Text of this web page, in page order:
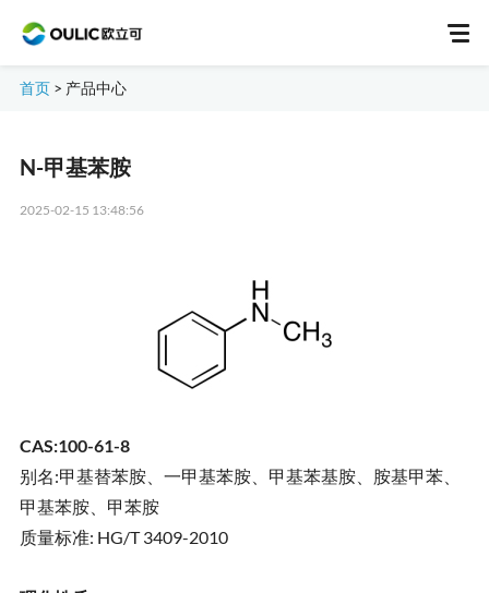
首页> 产品中心
N-甲基苯胺
2025-02-15 13:48:56
CAS:100-61-8
别名:甲基替苯胺、一甲基苯胺、甲基苯基胺、胺基甲苯、
甲基苯胺、甲苯胺
质量标准: HG/T 3409-2010